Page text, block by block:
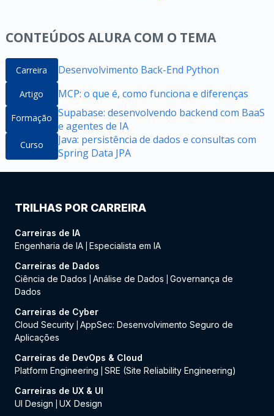
CONTEÚDOS ALURA COM O TEMA
Carreira Desenvolvimento Back-End Python
Artigo MCP: o que é, como funciona e diferenças
Formação Supabase: desenvolvendo backend com BaaS
e agentes de IA
Curso
Java: persistência de dados e consultas com
Spring Data JPA
TRILHAS POR CARREIRA
Carreiras de IA
Engenharia de IA Especialista em IA
Carreiras de Dados
Ciência de Dados
Análise de Dados
Governança de
Dados
Carreiras de Cyber
Cloud Security AppSec: Desenvolvimento Seguro de
Aplicações
Carreiras de DevOps & Cloud
Platform Engineering
SRE (Site Reliability Engineering)
Carreiras de UX & UI
UI Design
UX Design